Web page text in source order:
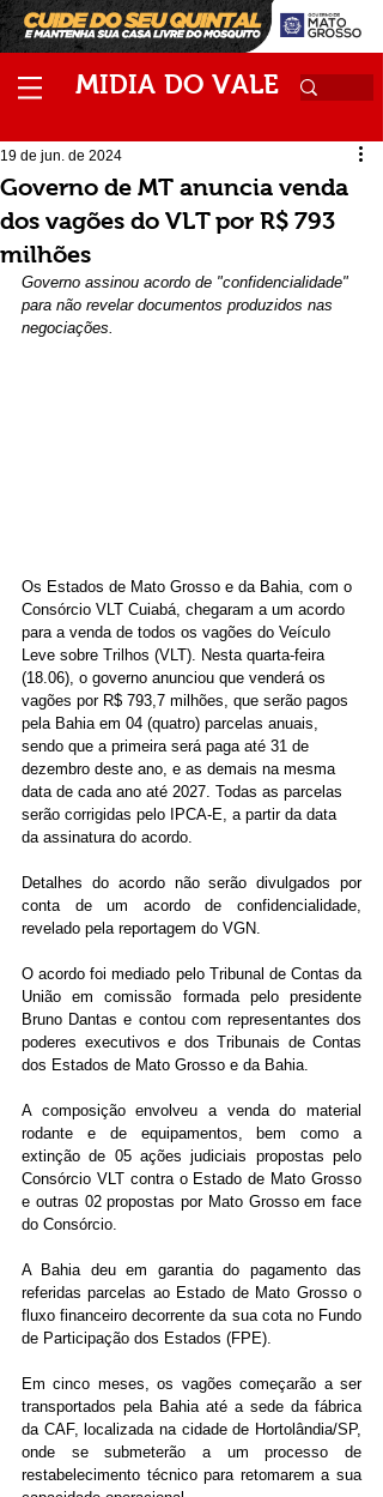
MIDIA DO VALE
Governo de MT anuncia venda
dos vagões do VLT por R$ 793
milhões
19 de jun. de 2024
Governo assinou acordo de "confidencialidade"
para não revelar documentos produzidos nas
negociações.
Os Estados de Mato Grosso e da Bahia, com o
Consórcio VLT Cuiabá, chegaram a um acordo
para a venda de todos os vagões do Veículo
Leve sobre Trilhos (VLT). Nesta quarta-feira
(18.06), o governo anunciou que venderá os
vagões por R$ 793,7 milhões, que serão pagos
pela Bahia em 04 (quatro) parcelas anuais,
sendo que a primeira será paga até 31 de
dezembro deste ano, e as demais na mesma
data de cada ano até 2027. Todas as parcelas
serão corrigidas pelo IPCA-E, a partir da data
da assinatura do acordo.
Detalhes do acordo não serão divulgados por
conta de um acordo de confidencialidade
revelado pela reportagem do VGN.
O acordo foi mediado pelo Tribunal de Contas da
União em comissão formada pelo presidente
Bruno Dantas e contou com representantes dos
poderes executivos e dos Tribunais de Contas
dos Estados de Mato Grosso e da Bahia.
A composição envolveu a venda do material
rodante e de equipamentos, bem como a
extinção de 05 ações judiciais propostas pelo
Consórcio VLT contra o Estado de Mato Grosso
e outras 02 propostas por Mato Grosso em face
do Consórcio.
A Bahia deu em garantia do pagamento das
referidas parcelas ao Estado de Mato Grosso o
fluxo financeiro decorrente da sua cota no Fundo
de Participação dos Estados (FPE).
Em cinco meses, os vagões começarão a ser
transportados pela Bahia até a sede da fábrica
da CAF, localizada na cidade de Hortolândia/SP,
onde se submeterão a um processo de
restabelecimento técnico para retomarem a sua